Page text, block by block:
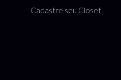
Cadastre seu Closet